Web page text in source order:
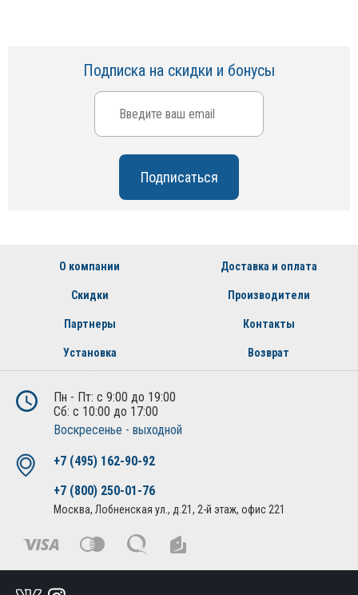
Подписка на скидки и бонусы
О компании Доставка и оплата
Скидки Производители
Партнеры Контакты
Установка Возврат
Пн - Пт: с 9:00 до 19:00
Сб: с 10:00 до 17:00
Воскресенье - выходной
+7 (495) 162-90-92
+7 (800) 250-01-76
Москва, Лобненская ул., д.21, 2-й этаж, офис 221